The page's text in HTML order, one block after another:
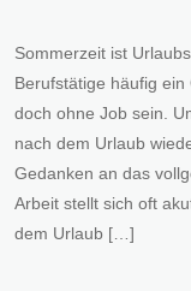
Sommerzeit ist
Berufstätige häufig
doch ohne Job sein.
nach dem Urlaub
Gedanken an das
Arbeit stellt sich oft
dem Urlaub […]